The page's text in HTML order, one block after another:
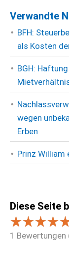
Verwandte
BFH:
als Kosten
BGH:
wegen
Erben
Prinz William
Diese Seite
1 Bewertungen